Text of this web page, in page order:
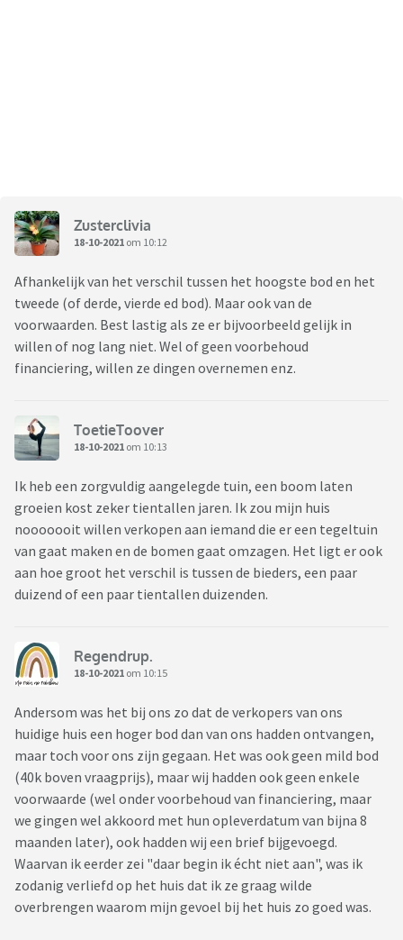
Zusterclivia
18-10-2021 om 10:12
Afhankelijk van het verschil tussen het hoogste bod en het
tweede (of derde, vierde ed bod). Maar ook van de
voorwaarden. Best lastig als ze er bijvoorbeeld gelijk in
willen of nog lang niet. Wel of geen voorbehoud
financiering, willen ze dingen overnemen enz.
ToetieToover
18-10-2021 om 10:13
Ik heb een zorgvuldig aangelegde tuin, een boom laten
groeien kost zeker tientallen jaren. Ik zou mijn huis
nooooooit willen verkopen aan iemand die er een tegeltuin
van gaat maken en de bomen gaat omzagen. Het ligt er ook
aan hoe groot het verschil is tussen de bieders, een paar
duizend of een paar tientallen duizenden.
Regendrup.
18-10-2021 om 10:15
Andersom was het bij ons zo dat de verkopers van ons
huidige huis een hoger bod dan van ons hadden ontvangen,
maar toch voor ons zijn gegaan. Het was ook geen mild bod
(40k boven vraagprijs), maar wij hadden ook geen enkele
voorwaarde (wel onder voorbehoud van financiering, maar
we gingen wel akkoord met hun opleverdatum van bijna 8
maanden later), ook hadden wij een brief bijgevoegd.
Waarvan ik eerder zei "daar begin ik écht niet aan", was ik
zodanig verliefd op het huis dat ik ze graag wilde
overbrengen waarom mijn gevoel bij het huis zo goed was.